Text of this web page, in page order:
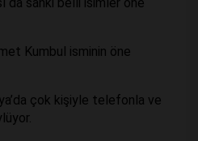
Kumbul isminin öne
çok kişiyle telefonla ve